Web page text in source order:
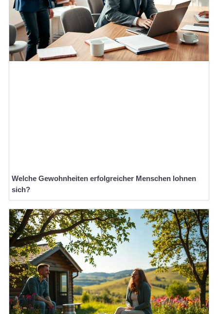
Welche Gewohnheiten erfolgreicher Menschen lohnen
sich?